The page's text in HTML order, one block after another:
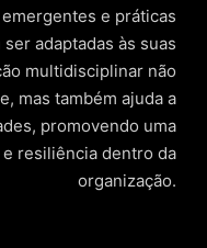
e práticas
adaptadas às suas
multidisciplinar não
mas também ajuda a
promovendo uma
resiliência dentro da
organização.